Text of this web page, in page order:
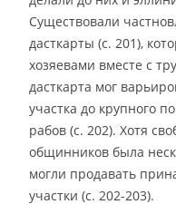
Существовали
дасткарты (с. 201),
хозяевами вместе с
дасткарта мог
участка до крупного
рабов (с. 202). Хотя
общинников была
могли продавать
участки (с. 202-203).